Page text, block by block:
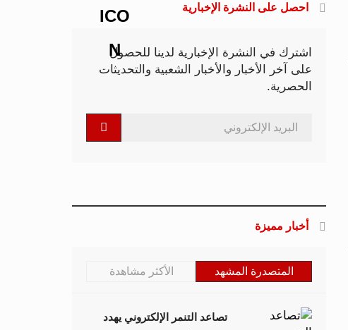
احصل على النشرة الإخبارية
اشترك في النشرة الإخبارية لدينا للحصول
على آخر الأخبار والأخبار الشعبية والتحديثات
الحصرية.
أخبار مميزة
المتصدرة المشهد الأكثر مشاهدة
تصاعد التنمر الإلكتروني يهدد